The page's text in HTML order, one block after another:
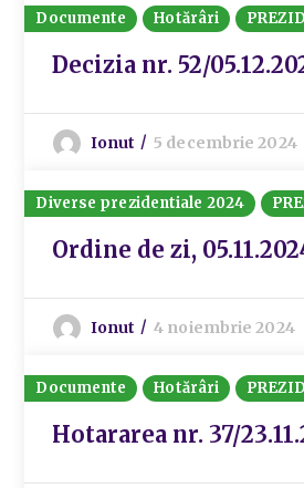
Documente Hotărâri
Decizia nr. 52/
Ionut 5 decembrie 2024
Diverse prezidentiale 2024
Ordine de zi,
Ionut 4 noiembrie 2024
Documente Hotărâri
Hotararea nr. 37/